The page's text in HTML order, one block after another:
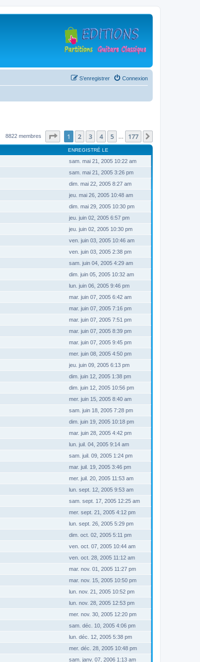
Connexion
S’enregistrer
8822 membres Page sur177
1 2 3 4 5 177
ENREGISTRÉ LE
sam. mai 21, 2005 10:22 am
sam. mai 21, 2005 3:26 pm
dim. mai 22, 2005 8:27 am
jeu. mai 26, 2005 10:48 am
dim. mai 29, 2005 10:30 pm
jeu. juin 02, 2005 6:57 pm
jeu. juin 02, 2005 10:30 pm
ven. juin 03, 2005 10:46 am
ven. juin 03, 2005 2:38 pm
sam. juin 04, 2005 4:29 am
dim. juin 05, 2005 10:32 am
lun. juin 06, 2005 9:46 pm
mar. juin 07, 2005 6:42 am
mar. juin 07, 2005 7:16 pm
mar. juin 07, 2005 7:51 pm
mar. juin 07, 2005 8:39 pm
mar. juin 07, 2005 9:45 pm
mer. juin 08, 2005 4:50 pm
jeu. juin 09, 2005 6:13 pm
dim. juin 12, 2005 1:38 pm
dim. juin 12, 2005 10:56 pm
mer. juin 15, 2005 8:40 am
sam. juin 18, 2005 7:28 pm
dim. juin 19, 2005 10:18 pm
mar. juin 28, 2005 4:42 pm
lun. juil. 04, 2005 9:14 am
sam. juil. 09, 2005 1:24 pm
mar. juil. 19, 2005 3:46 pm
mer. juil. 20, 2005 11:53 am
lun. sept. 12, 2005 9:53 am
sam. sept. 17, 2005 12:25 am
mer. sept. 21, 2005 4:12 pm
lun. sept. 26, 2005 5:29 pm
dim. oct. 02, 2005 5:11 pm
ven. oct. 07, 2005 10:44 am
ven. oct. 28, 2005 11:12 am
mar. nov. 01, 2005 11:27 pm
mar. nov. 15, 2005 10:50 pm
lun. nov. 21, 2005 10:52 pm
lun. nov. 28, 2005 12:53 pm
mer. nov. 30, 2005 12:20 pm
sam. déc. 10, 2005 4:06 pm
lun. déc. 12, 2005 5:38 pm
mer. déc. 28, 2005 10:48 pm
sam. janv. 07, 2006 1:13 am